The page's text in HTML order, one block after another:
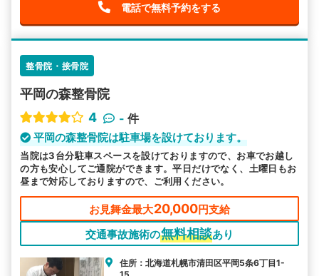
電話で無料予約をする
整骨院・接骨院
平岡の森整骨院
4
- 件
平岡の森整骨院は駐車場を設けております。
当院は3台分駐車スペースを設けておりますので、お車でお越し
の方も安心してご通院ができます。平日だけでなく、土曜日もお
昼まで対応しておりますので、ご利用ください。
お見舞金最大20,000円支給
交通事故施術の無料相談あり
住所：北海道札幌市清田区平岡5条6丁目1-